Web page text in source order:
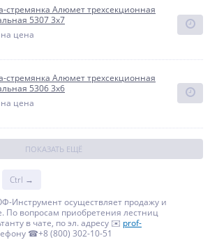
стремянка Алюмет трехсекционная
5307 3x7
цена
стремянка Алюмет трехсекционная
5306 3x6
цена
ПОКАЗАТЬ ЕЩЁ
Ctrl →
Инструмент осуществляет продажу и
По вопросам приобретения лестниц
в чате, по эл. адресу ✉️ prof-
☎+8 (800) 302-10-51